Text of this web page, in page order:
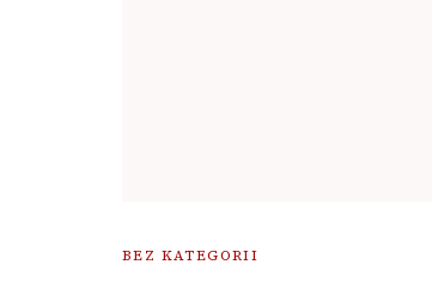
BEZ KATEGORII